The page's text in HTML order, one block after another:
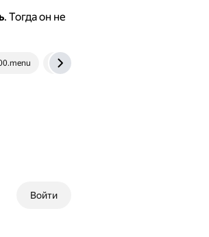
. Тогда он не
Войти